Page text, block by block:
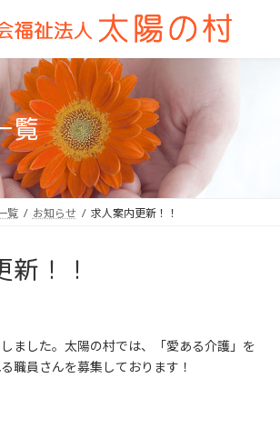
覧
覧 お知らせ 求人案内更新！！
！！
ました。太陽の村では、「愛ある介護」を
職員さんを募集しております！